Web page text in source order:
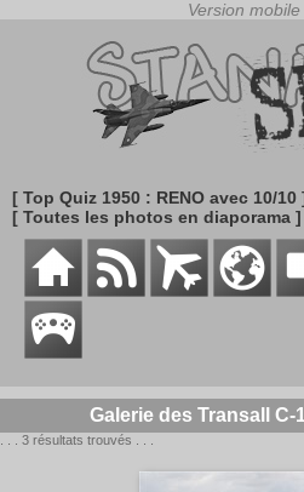
[ Top Quiz 1950 : RENO avec 10/10
[ Toutes les photos en diaporama ]
Galerie des Transall C-
. . . 3 résultats trouvés . . .